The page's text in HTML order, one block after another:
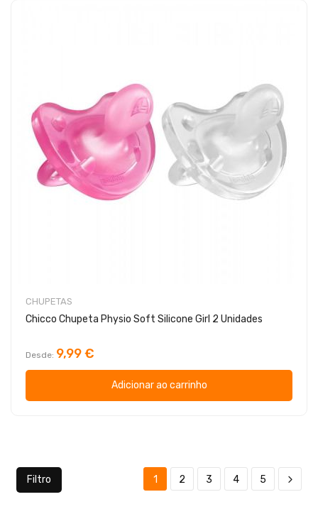
CHUPETAS
Chicco Chupeta Physio Soft Silicone Girl 2 Unidades
Desde 9,99 €
Adicionar ao carrinho
Filtro 1 2 3 4 5